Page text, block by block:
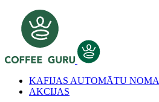
KAFIJAS AUTOMĀTU NOMA
AKCIJAS